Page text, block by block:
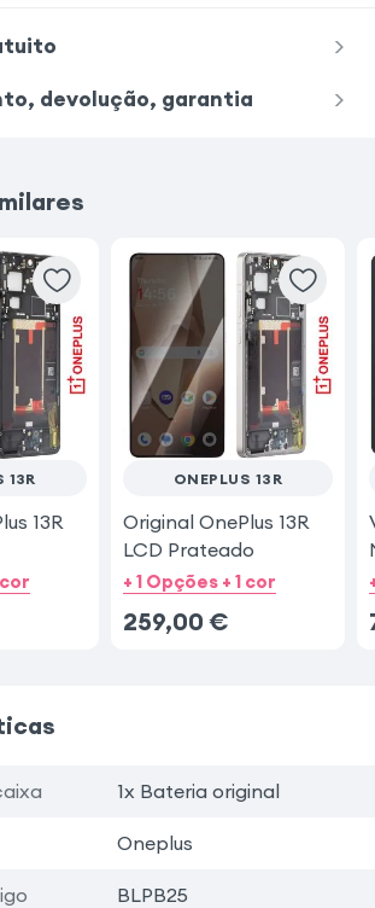
devolução, garantia
13R
13R
cor
ONEPLUS 13R
Original OnePlus 13R
LCD Prateado
+ 1 Opções + 1 cor
259,00 €
1x Bateria original
Oneplus
BLPB25